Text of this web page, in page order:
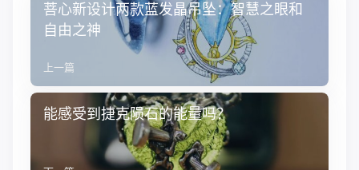
菩心新设计两款蓝发晶吊坠：智慧之眼和
自由之神
上一篇
能感受到捷克陨石的能量吗？